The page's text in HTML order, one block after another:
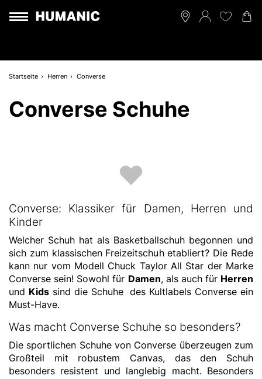
Startseite Herren Converse
Converse Schuhe
Converse: Klassiker für Damen, Herren und
Kinder
Welcher Schuh hat als Basketballschuh begonnen und
sich zum klassischen Freizeitschuh etabliert? Die Rede
kann nur vom Modell Chuck Taylor All Star der Marke
Converse sein! Sowohl für Damen, als auch für Herren
und Kidssind die Schuhe des Kultlabels Converse ein
Must-Have.
Was macht Converse Schuhe so besonders?
Die sportlichen Schuhe von Converse überzeugen zum
Großteil mit robustem Canvas, das den Schuh
besonders resistent und langlebig macht. Besonders